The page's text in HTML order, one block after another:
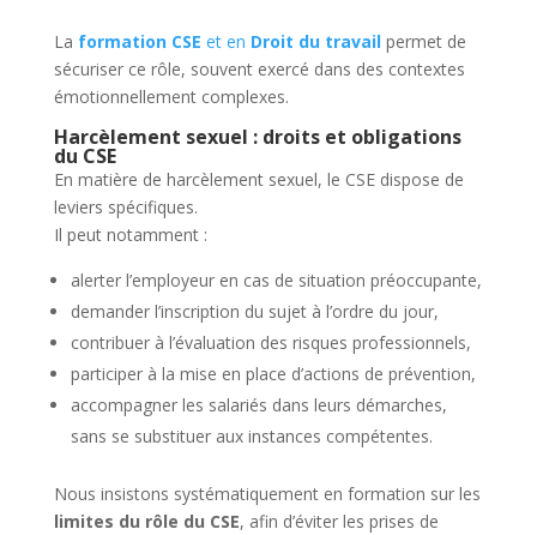
La formation CSE et en Droit du travailpermet de
sécuriser ce rôle, souvent exercé dans des contextes
émotionnellement complexes.
Harcèlement sexuel : droits et obligations
du CSE
En matière de harcèlement sexuel, le CSE dispose de
leviers spécifiques.
Il peut notamment :
alerter l’employeur en cas de situation préoccupante,
demander l’inscription du sujet à l’ordre du jour,
contribuer à l’évaluation des risques professionnels,
participer à la mise en place d’actions de prévention,
accompagner les salariés dans leurs démarches,
sans se substituer aux instances compétentes.
Nous insistons systématiquement en formation sur les
limites du rôle du CSE, afin d’éviter les prises de